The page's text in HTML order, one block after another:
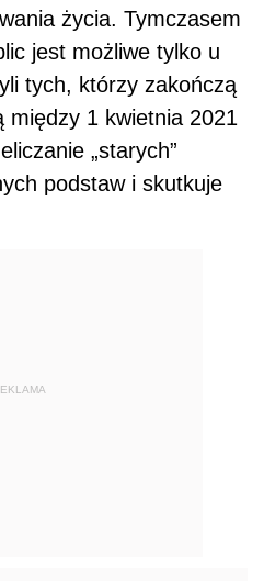
życia. Tymczasem
jest możliwe tylko u
tych, którzy zakończą
między 1 kwietnia 2021
„starych”
podstaw i skutkuje